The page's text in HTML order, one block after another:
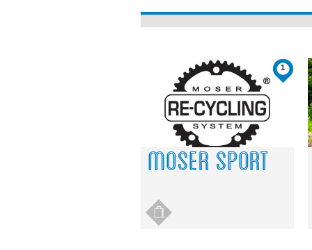
1
MOSER SPORT